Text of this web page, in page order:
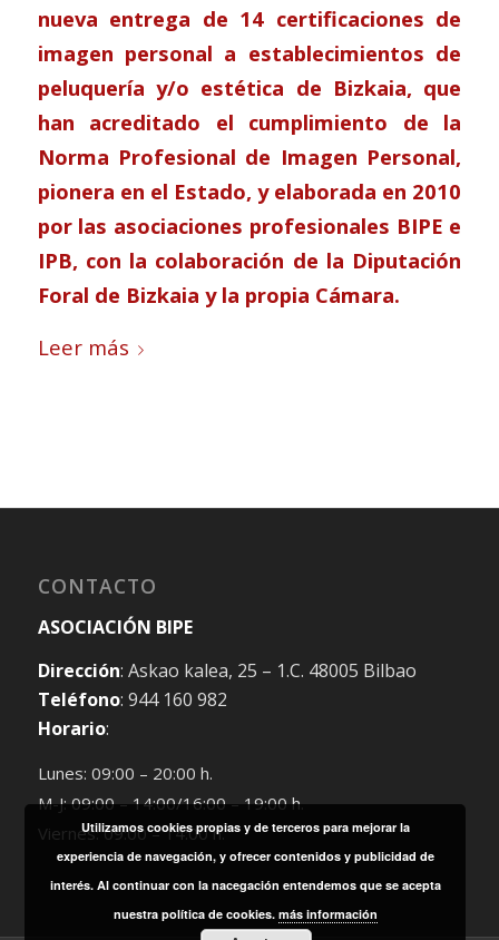
nueva entrega de 14 certificaciones de
imagen personal a establecimientos de
peluquería y/o estética de Bizkaia, que
han acreditado el cumplimiento de la
Norma Profesional de Imagen Personal,
pionera en el Estado, y elaborada en 2010
por las asociaciones profesionales BIPE e
IPB, con la colaboración de la Diputación
Foral de Bizkaia y la propia Cámara.
Leer más
CONTACTO
ASOCIACIÓN BIPE
Dirección: Askao kalea, 25 – 1.C. 48005 Bilbao
Teléfono: 944 160 982
Horario:
Lunes: 09:00 – 20:00 h.
M-J: 09:00 – 14:00/16:00 – 19:00 h.
Viernes: 09:00 – 14:00 h.
Utilizamos cookies propias y de terceros para mejorar la
experiencia de navegación, y ofrecer contenidos y publicidad de
interés. Al continuar con la nacegación entendemos que se acepta
nuestra política de cookies. más información